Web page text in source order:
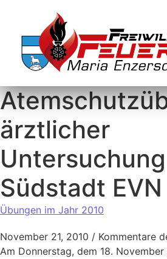
ärztlicher
Südstadt EVN
Übungen im Jahr 2010
November 21, 2010 / Kommentare
Am Donnerstag, dem 18.